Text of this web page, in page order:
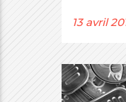
13 avril